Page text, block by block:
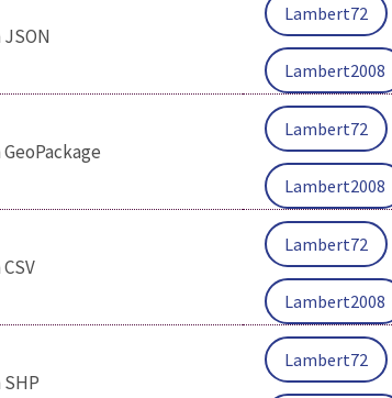
Lambert72
Lambert2008
Lambert72
Lambert2008
Lambert72
Lambert2008
Lambert72